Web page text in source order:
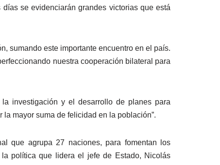
se evidenciarán grandes victorias que está
sumando este importante encuentro en el país.
nuestra cooperación bilateral para
investigación y el desarrollo de planes para
mayor suma de felicidad en la población”.
que agrupa 27 naciones, para fomentan los
política que lidera el jefe de Estado, Nicolás